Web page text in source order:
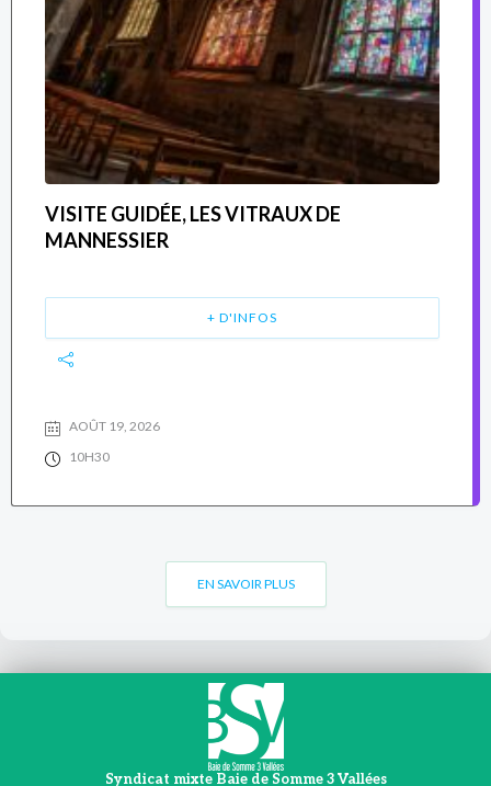
VISITE GUIDÉE, LES VITRAUX DE
MANNESSIER
+ D'INFOS
AOÛT 19, 2026
10H30
EN SAVOIR PLUS
Syndicat mixte Baie de Somme 3 Vallées